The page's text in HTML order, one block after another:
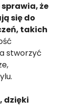
że
się do
takich
stworzyć
dzięki